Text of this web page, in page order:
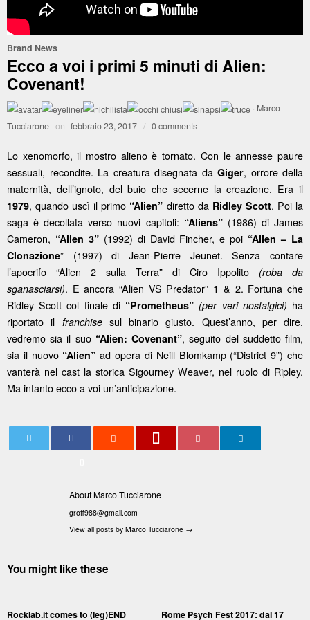
Brand News
Ecco a voi i primi 5 minuti di Alien:
Covenant!
· Marco
Tucciarone on febbraio 23, 2017 / 0 comments
Lo xenomorfo, il mostro alieno è tornato. Con le annesse paure
sessuali, recondite. La creatura disegnata da Giger, orrore della
maternità, dell’ignoto, del buio che secerne la creazione. Era il
1979, quando uscì il primo “Alien” diretto da Ridley Scott. Poi la
saga è decollata verso nuovi capitoli: “Aliens”(1986) di James
Cameron, “Alien 3” (1992) di David Fincher, e poi “Alien – La
Clonazione” (1997) di Jean-Pierre Jeunet. Senza contare
l’apocrifo “Alien 2 sulla Terra” di Ciro Ippolito (roba da
sganasciarsi). E ancora “Alien VS Predator” 1 & 2. Fortuna che
Ridley Scott col finale di “Prometheus” (per veri nostalgici) ha
riportato il franchisesul binario giusto. Quest’anno, per dire,
vedremo sia il suo “Alien: Covenant”, seguito del suddetto film,
sia il nuovo“Alien” ad opera di Neill Blomkamp (“District 9”) che
vanterà nel cast la storica Sigourney Weaver, nel ruolo di Ripley.
Ma intanto ecco a voi un’anticipazione.
About Marco Tucciarone
groff988@gmail.com
View all posts by Marco Tucciarone →
You might like these
Rocklab.it comes to (leg)END Rome Psych Fest 2017: dal 17